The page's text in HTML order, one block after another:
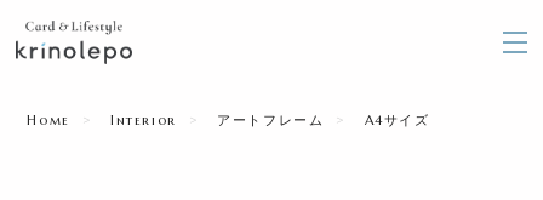
Home Interior アートフレーム A4サイズ